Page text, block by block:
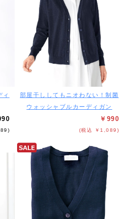
ィ
部屋干ししてもニオわない！制菌
ウォッシャブルカーディガン
￥990
(税込 ￥1,089)